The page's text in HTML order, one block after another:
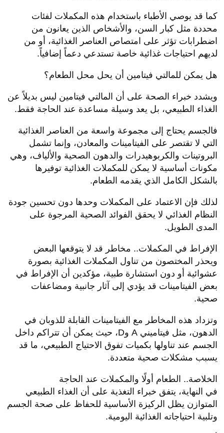
كما قد يوصي الأطباء باستخدام هذه المكملات لفئات
محددة مثل كبار السن، والأشخاص الذين يعانون من
اضطرابات تؤثر على امتصاص العناصر الغذائية، أو من
لديهم احتياجات غذائية خاصة تستدعي دعماً إضافياً.
هل يمكن للمالتي فيتامين أن يحل محل الطعام؟
ويشدد خبراء الصحة على أن المالتي فيتامين ليس بديلاً عن
الغذاء الطبيعي، بل يعد وسيلة مساعدة عند الحاجة فقط.
فالجسم يحتاج إلى مجموعة واسعة من العناصر الغذائية
التي لا تقتصر على الفيتامينات والمعادن، وإنما تشمل
البروتينات والكربوهيدرات والدهون الصحية والألياف، وهي
مكونات أساسية لا يمكن للمكملات الغذائية توفيرها
بالشكل الكامل الذي يقدمه الطعام.
لذلك فإن الاعتماد على المكملات وحدها دون تحسين جودة
النظام الغذائي لا يحقق الفوائد الصحية المرجوة على
المدى الطويل.
الإفراط في المكملات.. مخاطر قد لا يتوقعها البعض
ويحذر المختصون من تناول المكملات الغذائية بصورة
عشوائية أو دون استشارة طبية، مؤكدين أن الإفراط في
بعض الفيتامينات قد يؤدي إلى آثار جانبية ومضاعفات
صحية.
وتزداد هذه المخاطر مع الفيتامينات القابلة للذوبان في
الدهون، مثل فيتاميني A وD، حيث يمكن أن تتراكم داخل
الجسم عند تناولها بكميات تفوق الاحتياج الطبيعي، ما قد
يسبب مشكلات صحية متعددة.
الخلاصة.. الطعام أولًا والمكملات عند الحاجة
في النهاية، يتفق خبراء التغذية على أن الغذاء الطبيعي
المتوازن يظل الركيزة الأساسية للحفاظ على صحة الجسم
وتلبية احتياجاته الغذائية اليومية.